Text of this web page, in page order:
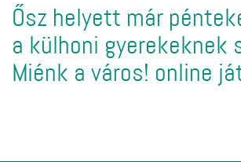
Ősz helyett már
a külhoni gyerekeknek
Miénk a város! online